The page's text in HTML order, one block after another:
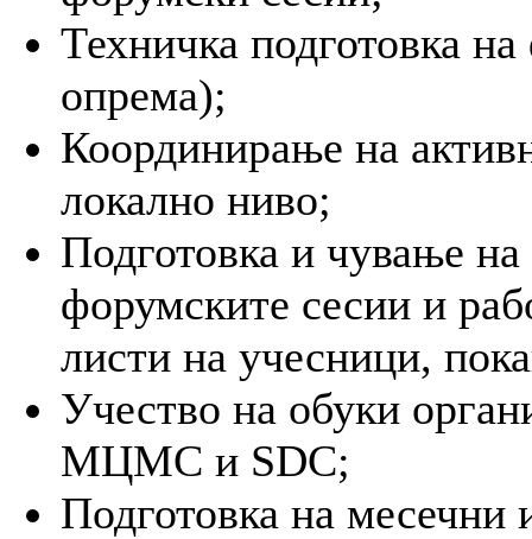
Техничка подготовка
опрема);
Координирање на
локално ниво;
Подготовка и чување
форумските сесии и
листи на учесници,
Учество на обуки
МЦМС и SDC;
Подготовка на месечни